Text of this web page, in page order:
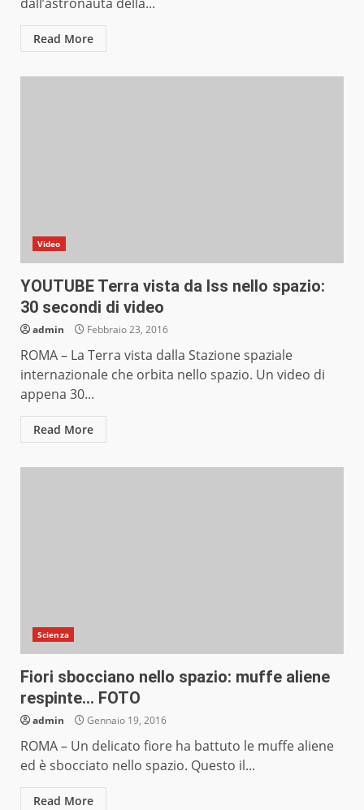
Read More
Video
YOUTUBE Terra vista da Iss nello spazio:
30 secondi di video
admin Febbraio 23, 2016
ROMA – La Terra vista dalla Stazione spaziale
internazionale che orbita nello spazio. Un video di
appena 30...
Read More
Scienza
Fiori sbocciano nello spazio: muffe aliene
respinte… FOTO
admin Gennaio 19, 2016
ROMA – Un delicato fiore ha battuto le muffe aliene
ed è sbocciato nello spazio. Questo il...
Read More